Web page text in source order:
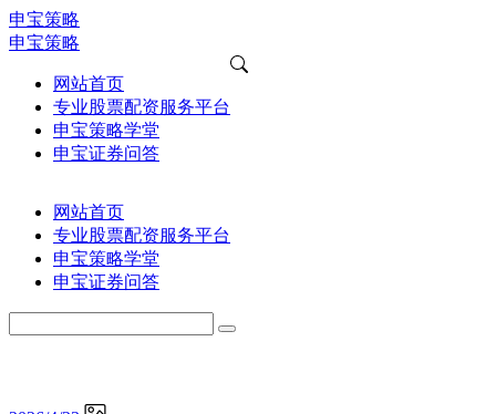
申宝策略
申宝策略
网站首页
专业股票配资服务平台
申宝策略学堂
申宝证券问答
网站首页
专业股票配资服务平台
申宝策略学堂
申宝证券问答